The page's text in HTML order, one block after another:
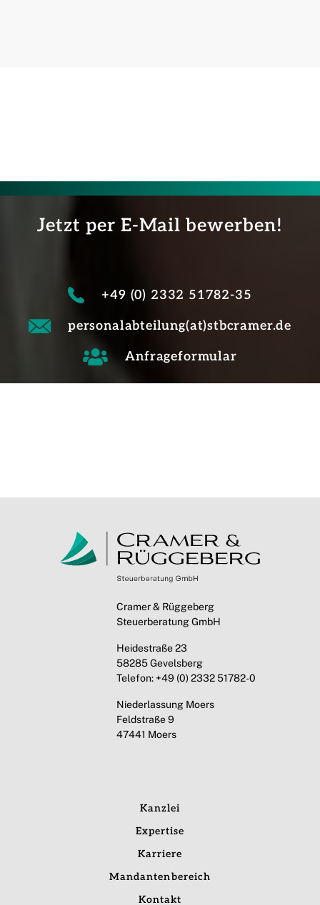
Jetzt per E-Mail bewerben!
+49 (0) 2332 51782-35
personalabteilung(at)stbcramer.de
Anfrageformular
Cramer & Rüggeberg
Steuerberatung GmbH
Heidestraße 23
58285 Gevelsberg
Telefon: +49 (0) 2332 51782-0
Niederlassung Moers
Feldstraße 9
47441 Moers
Kanzlei
Expertise
Karriere
Mandantenbereich
Kontakt